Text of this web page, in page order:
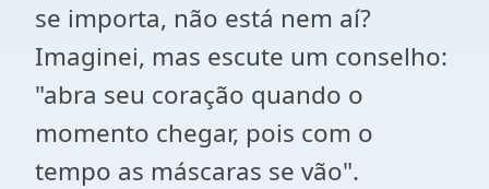
se importa, não está nem aí?
Imaginei, mas escute um conselho:
"abra seu coração quando o
momento chegar, pois com o
tempo as máscaras se vão".